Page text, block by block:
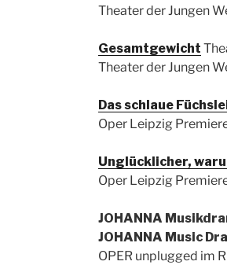
Theater der Jungen
Gesamtgewicht
Theater der Jungen
Das schlaue
Oper Leipzig
Unglücklicher,
Oper Leipzig
JOHANNA
JOHANNA Music
OPER unplugged im